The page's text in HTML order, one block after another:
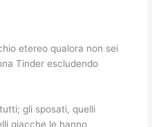
etereo qualora non sei
Tinder escludendo
gli sposati, quelli
giacche le hanno